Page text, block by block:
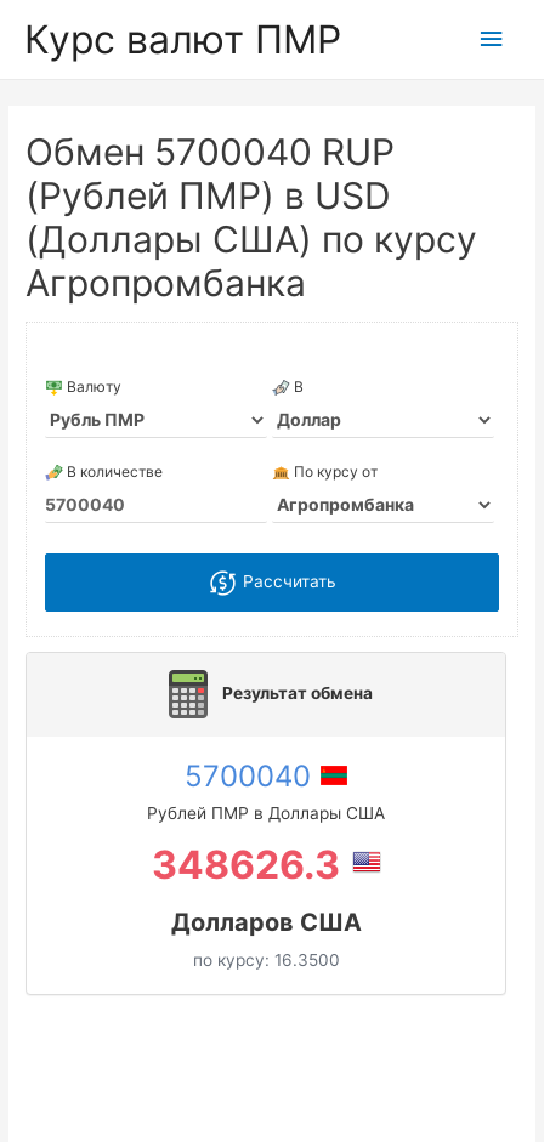
Курс валют ПМР
Обмен 5700040 RUP
(Рублей ПМР) в USD
(Доллары США) по курсу
Агропромбанка
Валюту В
В количестве По курсу от
Рассчитать
Результат обмена
5700040
Рублей ПМР в Доллары США
348626.3
Долларов США
по курсу: 16.3500